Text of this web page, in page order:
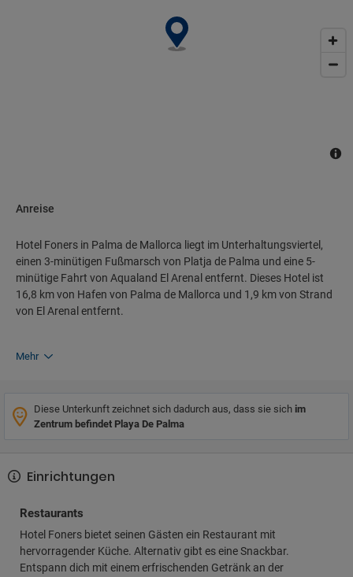
Anreise
Hotel Foners in Palma de Mallorca liegt im Unterhaltungsviertel,
einen 3-minütigen Fußmarsch von Platja de Palma und eine 5-
minütige Fahrt von Aqualand El Arenal entfernt. Dieses Hotel ist
16,8 km von Hafen von Palma de Mallorca und 1,9 km von Strand
von El Arenal entfernt.
Mehr
Diese Unterkunft zeichnet sich dadurch aus, dass sie sich im
Zentrum befindet Playa De Palma
Einrichtungen
Restaurants
Hotel Foners bietet seinen Gästen ein Restaurant mit
hervorragender Küche. Alternativ gibt es eine Snackbar.
Entspann dich mit einem erfrischenden Getränk an der